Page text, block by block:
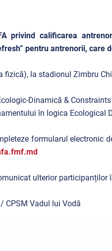
privind calificarea
pentru antrenorii, care
la stadionul Zimbru
Dinamică &
în logica Ecological
formularul electronic
ulterior participanților
CPSM Vadul lui Vodă